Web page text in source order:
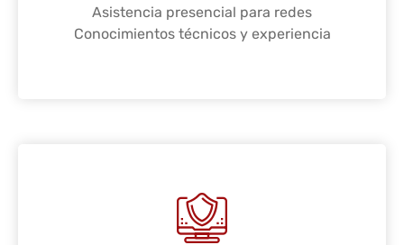
Asistencia presencial para redes
Conocimientos técnicos y experiencia